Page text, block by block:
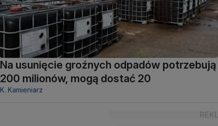
Na usunięcie groźnych odpadów potrzebują
200 milionów, mogą dostać 20
K. Kamieniarz